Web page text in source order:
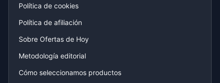
Política de cookies
Política de afiliación
Sobre Ofertas de Hoy
Metodología editorial
Cómo seleccionamos productos